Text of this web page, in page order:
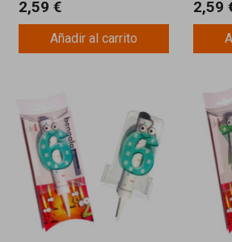
2,59 €
Añadir al carrito
2,59